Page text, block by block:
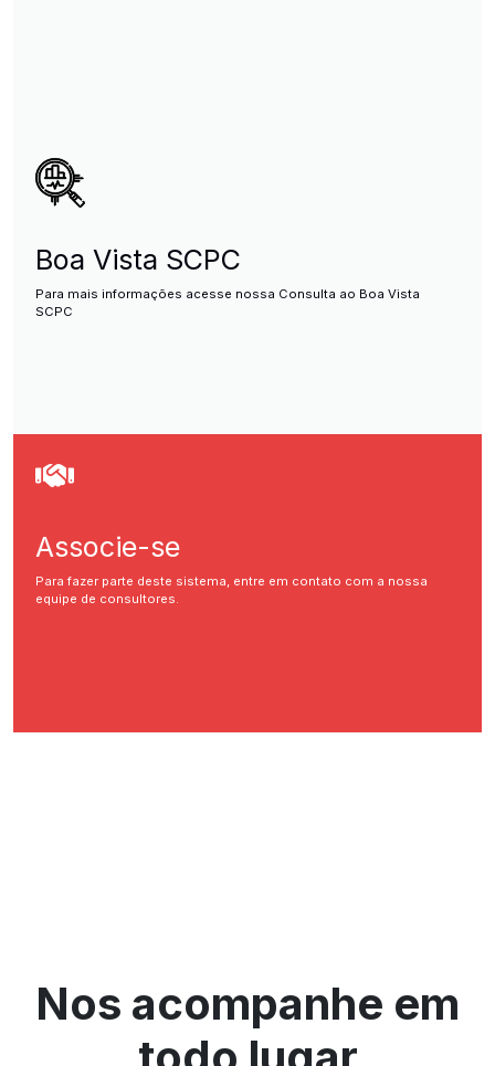
Boa Vista SCPC
Para mais informações acesse nossa Consulta ao Boa Vista
SCPC
Associe-se
Para fazer parte deste sistema, entre em contato com a nossa
equipe de consultores.
Nos acompanhe em